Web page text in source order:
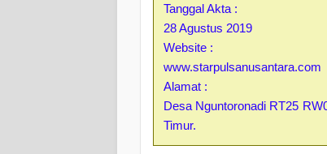
Tanggal Akta :
28 Agustus 2019
Website :
www.starpulsanusantara.com
Alamat :
Desa Nguntoronadi RT25
Timur.